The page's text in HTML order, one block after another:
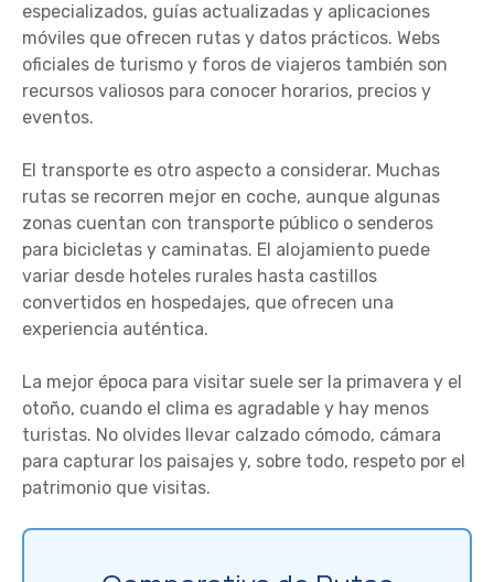
especializados, guías actualizadas y aplicaciones
móviles que ofrecen rutas y datos prácticos. Webs
oficiales de turismo y foros de viajeros también son
recursos valiosos para conocer horarios, precios y
eventos.
El transporte es otro aspecto a considerar. Muchas
rutas se recorren mejor en coche, aunque algunas
zonas cuentan con transporte público o senderos
para bicicletas y caminatas. El alojamiento puede
variar desde hoteles rurales hasta castillos
convertidos en hospedajes, que ofrecen una
experiencia auténtica.
La mejor época para visitar suele ser la primavera y el
otoño, cuando el clima es agradable y hay menos
turistas. No olvides llevar calzado cómodo, cámara
para capturar los paisajes y, sobre todo, respeto por el
patrimonio que visitas.